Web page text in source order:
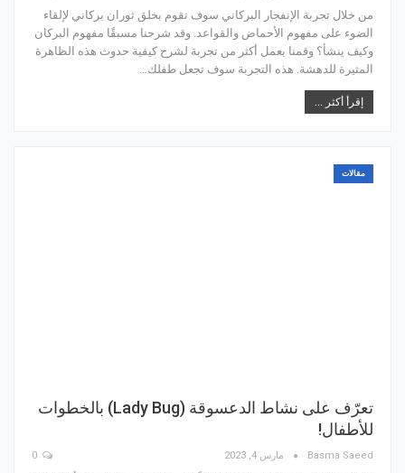
من خلال تجربة الإنفجار البركاني سوف نقوم بخلق ثوران بركاني لإلقاء
الضوء على مفهوم الأحماض والقواعد. وقد شرحنا مسبقًا مفهوم البركان
وكيف ينشأ؟ وقمنا بعمل أكثر من تجربة لشرح كيفية حدوث هذه الظاهرة
المثيرة للدهشة. هذه التجربة سوف تجعل طفلك…
إقرأ أكثر ...
مقالات
تعرّف على نشاط الدعسوقة (Lady Bug) بالخطوات
للأطفال!
Basma Saeed مارس 4, 2023